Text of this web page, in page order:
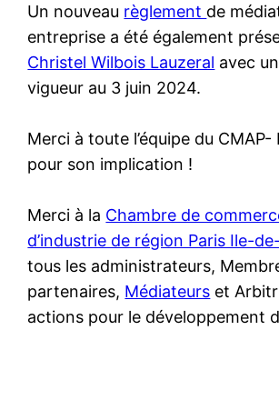
Un nouveau règlement de
entreprise a été également
Christel Wilbois Lauzeral avec
vigueur au 3 juin 2024.
Merci à toute l’équipe du CMAP-
pour son implication !
Merci à la Chambre de
d’industrie de région Paris Ile-
tous les administrateurs,
partenaires, Médiateurs et
actions pour le développement